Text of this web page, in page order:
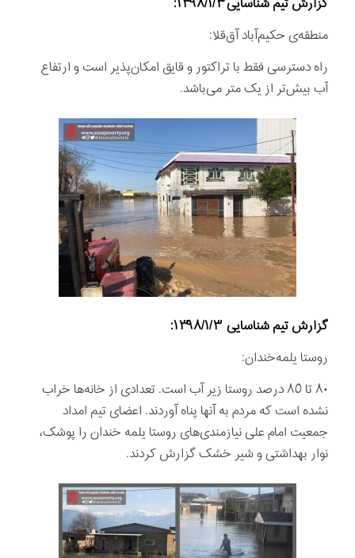
منطقه‌ی حکیم‌آباد آق‌قلا:
راه دسترسی فقط با تراکتور و قایق امكان‌پذير است و ارتفاع
آب بیش‌تر از یک متر می‌باشد.
گزارش تيم شناسايی۱۳۹۸/۱/۳:
روستا يلمه‌خندان:
٨٠ تا ٨٥ درصد روستا زير آب است. تعدادی‌ از خانه‌ها خراب
نشده است كه مردم به آنها پناه آوردند. اعضای تیم امداد
جمعیت امام علی نيازمندی‌‌های روستا یلمه خندان را پوشک،
نوار بهداشتی و شیر خشک گزارش کردند.